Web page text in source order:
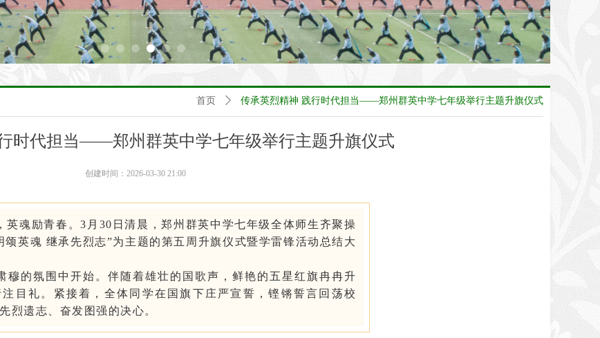
首页 ꄲ 传承英烈精神 践行时代担当——郑州群英中学七年级举行主题升旗仪式
时代担当——郑州群英中学七年级举行主题升旗仪式
英魂励青春。3月30日清晨，郑州群英中学七年级全体师生齐聚操
颂英魂 继承先烈志”为主题的第五周升旗仪式暨学雷锋活动总结大
穆的氛围中开始。伴随着雄壮的国歌声，鲜艳的五星红旗冉冉升
目礼。紧接着，全体同学在国旗下庄严宣誓，铿锵誓言回荡校
烈遗志、奋发图强的决心。
创建时间： 2026-03-30 21:00